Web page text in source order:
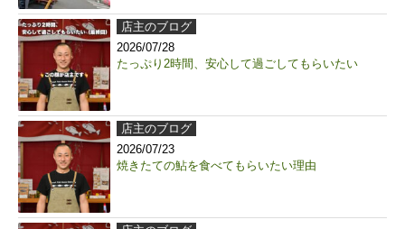
店主のブログ
2026/07/28
たっぷり2時間、安心して過ごしてもらいたい
店主のブログ
2026/07/23
焼きたての鮎を食べてもらいたい理由